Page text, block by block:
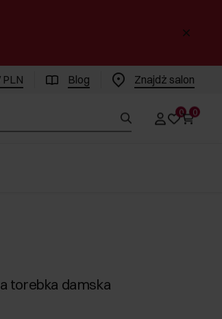
PLN Blog Znajdż salon
0 0
torebka damska